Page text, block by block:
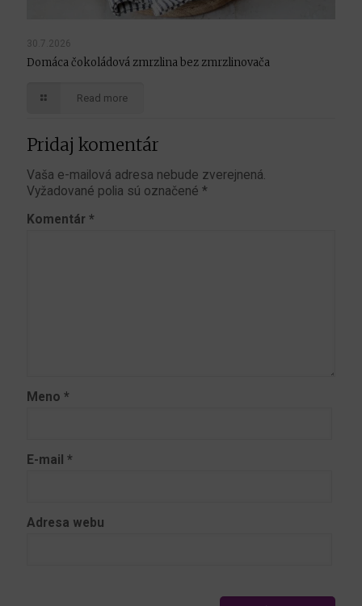
30.7.2026
Domáca čokoládová zmrzlina bez zmrzlinovača
Read more
Pridaj komentár
Vaša e-mailová adresa nebude zverejnená.
Vyžadované polia sú označené *
Komentár *
Meno *
E-mail *
Adresa webu